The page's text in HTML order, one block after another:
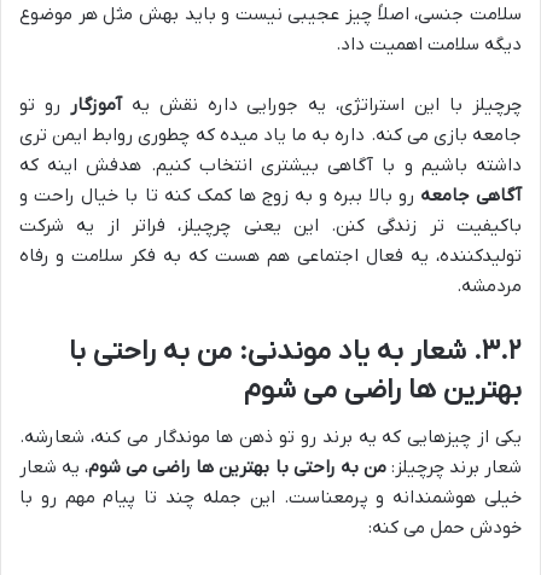
سلامت جنسی، اصلاً چیز عجیبی نیست و باید بهش مثل هر موضوع
دیگه سلامت اهمیت داد.
چرچیلز با این استراتژی، یه جورایی داره نقش یهآموزگار رو تو
جامعه بازی می کنه. داره به ما یاد میده که چطوری روابط ایمن تری
داشته باشیم و با آگاهی بیشتری انتخاب کنیم. هدفش اینه که
آگاهی جامعه رو بالا ببره و به زوج ها کمک کنه تا با خیال راحت و
باکیفیت تر زندگی کنن. این یعنی چرچیلز، فراتر از یه شرکت
تولیدکننده، یه فعال اجتماعی هم هست که به فکر سلامت و رفاه
مردمشه.
۳.۲. شعار به یاد موندنی: من به راحتی با
بهترین ها راضی می شوم
یکی از چیزهایی که یه برند رو تو ذهن ها موندگار می کنه، شعارشه.
شعار برند چرچیلز:من به راحتی با بهترین ها راضی می شوم، یه شعار
خیلی هوشمندانه و پرمعناست. این جمله چند تا پیام مهم رو با
خودش حمل می کنه: